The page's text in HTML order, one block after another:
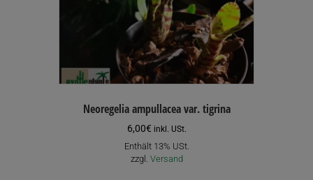
Neoregelia ampullacea var. tigrina
6,00€ inkl. USt.
Enthält 13% USt.
zzgl. Versand